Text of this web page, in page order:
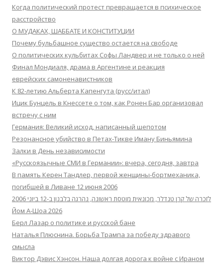
Когда политический протест превращается в психическое
расстройство
О МУДАКАХ, ШАББАТЕ И КОНСТИТУЦИИ
Почему бульбашное существо остается на свободе
О политических кульбитах Софы Ландвер и не только о ней
Финал Мондиаля, драма в Аргентине и реакция
еврейских самоненавистников
К 82-летию Альберта Капенгута (русс/итал)
Ицик Бунцель в Кнессете о том, как Ронен Бар организовал
встречу с ним
Германия: Великий исход, написанный шепотом
Резонансное убийство в Петах-Тикве Иману Биньямина
Залки в День независимости
«Русскоязычные СМИ в Германии»: вчера, сегодня, завтра
В память Керен Тандлер, первой женщины-бортмеханика,
погибшей в Ливане 12 июня 2006
לזכרה של קרן טנדלר, מכונאית מוטסת ראשונה, נהרגה בלבנון ב-12 ביוני 2006
Йом А-Шоа 2026
Берл Лазар о политике и русской бане
Наталья Плюснина. Борьба Трампа за победу здравого
смысла
Виктор Дэвис Хэнсон. Наша долгая дорога к войне с Ираном